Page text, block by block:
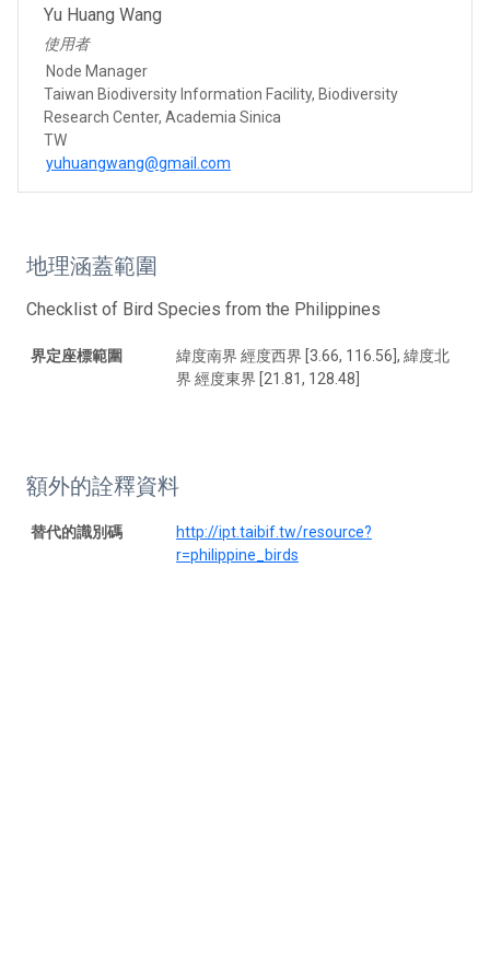
Yu Huang Wang
使用者
Node Manager
Taiwan Biodiversity Information Facility, Biodiversity
Research Center, Academia Sinica
TW
yuhuangwang@gmail.com
地理涵蓋範圍
Checklist of Bird Species from the Philippines
界定座標範圍
緯度南界 經度西界 [3.66, 116.56], 緯度北
界 經度東界 [21.81, 128.48]
額外的詮釋資料
替代的識別碼
http://ipt.taibif.tw/resource?
r=philippine_birds